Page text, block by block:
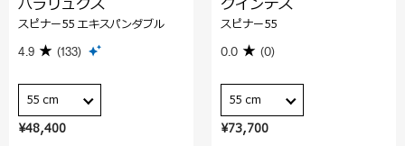
¥48,400
スピナー55 エキスパンダブル
4.9 (133)
55 cm
¥73,700
スピナー55
0.0 (0)
55 cm